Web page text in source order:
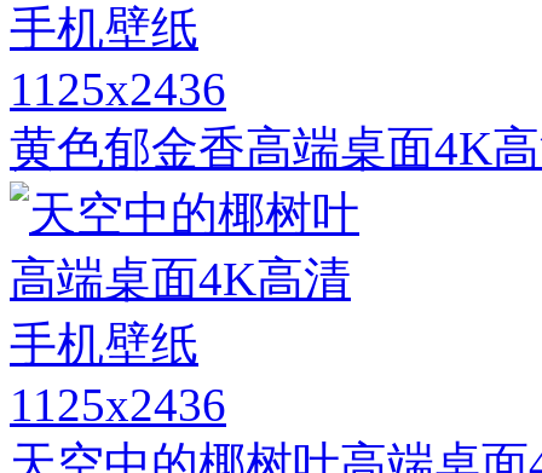
1125x2436
黄色郁金香高端桌面4K
1125x2436